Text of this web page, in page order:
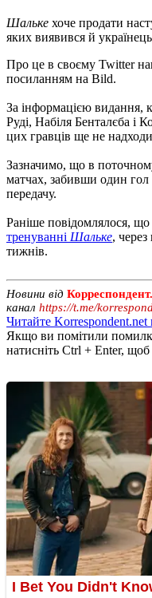
Шальке хоче продати
яких виявився й
Про це в своєму Twitter
посиланням на Bild.
За інформацією видання,
Руді, Набіля Бенталєба і
цих гравців ще не
Зазначимо, що в
матчах, забивши один гол
передачу.
Раніше повідомлялося,
тренуванні Шальке,
тижнів.
Новини від
канал https://t.me/
Читайте
Якщо ви помітили
натисніть Ctrl + Enter,